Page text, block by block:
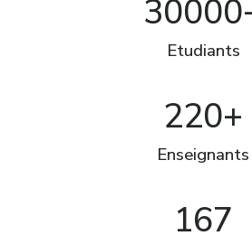
Etudiants
220+
Enseignants
167